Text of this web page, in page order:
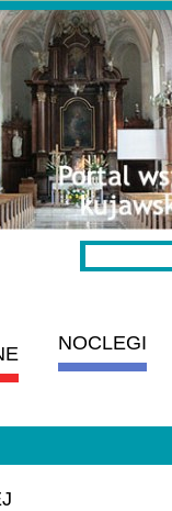
NOCLEGI